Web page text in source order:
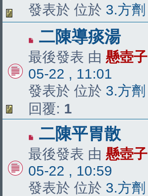
章
發表於 位於 3.方劑
有
新
文
章
二陳導痰湯
最後發表 由 懸壺子
05-22 , 11:01
發表於 位於 3.方劑
回覆: 1
有
新
文
章
二陳平胃散
最後發表 由 懸壺子
05-22 , 10:59
發表於 位於 3.方劑